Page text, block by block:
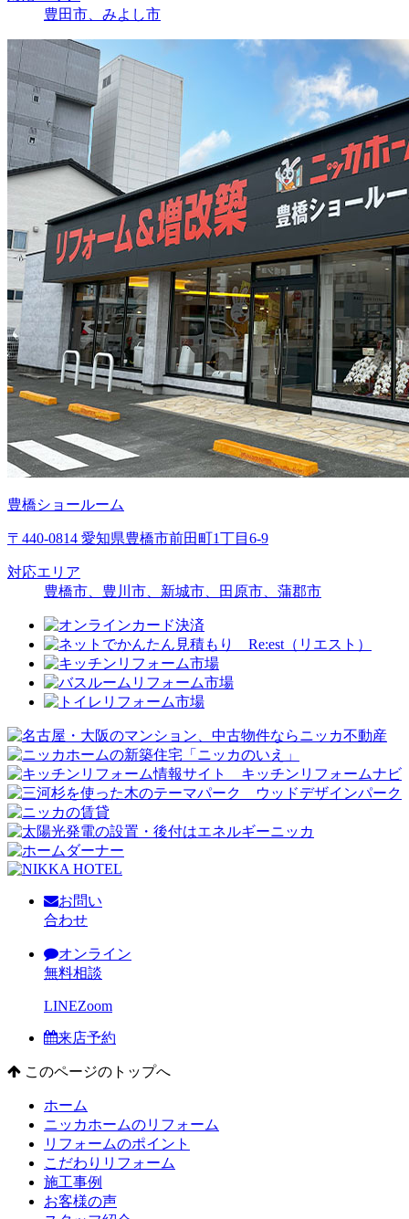
豊田市、みよし市
豊橋ショールーム
〒440-0814 愛知県豊橋市前田町1丁目6-9
対応エリア
豊橋市、豊川市、新城市、田原市、蒲郡市
お問い
合わせ
オンライン
無料相談
LINEZoom
来店予約
このページのトップへ
ホーム
ニッカホームのリフォーム
リフォームのポイント
こだわりリフォーム
施工事例
お客様の声